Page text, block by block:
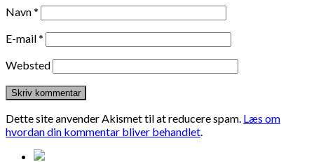
Navn*
E-mail*
Websted
Dette site anvender Akismet til at reducere spam. Læs om
hvordan din kommentar bliver behandlet.